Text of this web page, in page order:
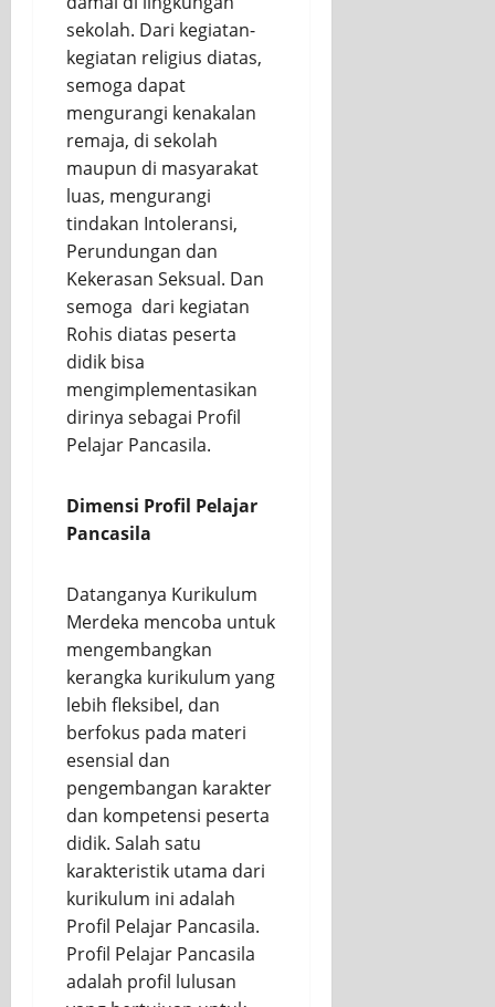
sekolah. Dari kegiatan-
kegiatan religius diatas,
semoga dapat
mengurangi kenakalan
remaja, di sekolah
maupun di masyarakat
luas, mengurangi
tindakan Intoleransi,
Perundungan dan
Kekerasan Seksual. Dan
semoga dari kegiatan
Rohis diatas peserta
didik bisa
mengimplementasikan
dirinya sebagai Profil
Pelajar Pancasila.
Dimensi Profil Pelajar
Pancasila
Datanganya Kurikulum
Merdeka mencoba untuk
mengembangkan
kerangka kurikulum yang
lebih fleksibel, dan
berfokus pada materi
esensial dan
pengembangan karakter
dan kompetensi peserta
didik. Salah satu
karakteristik utama dari
kurikulum ini adalah
Profil Pelajar Pancasila.
Profil Pelajar Pancasila
adalah profil lulusan